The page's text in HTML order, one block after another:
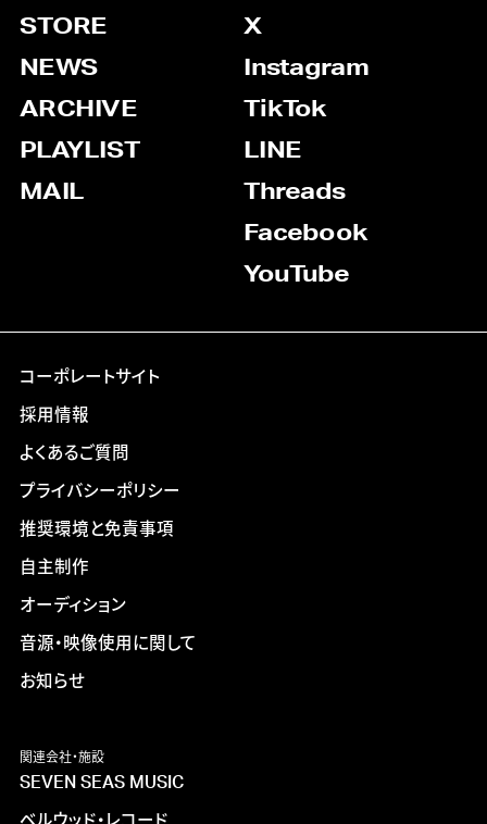
STORE
NEWS
ARCHIVE
PLAYLIST
MAIL
X
Instagram
TikTok
LINE
Threads
Facebook
YouTube
コーポレートサイト
採用情報
よくあるご質問
プライバシーポリシー
推奨環境と免責事項
自主制作
オーディション
音源・映像使用に関して
お知らせ
関連会社・施設
SEVEN SEAS MUSIC